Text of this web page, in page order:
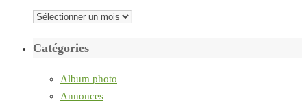
Archives
Catégories
Album photo
Annonces